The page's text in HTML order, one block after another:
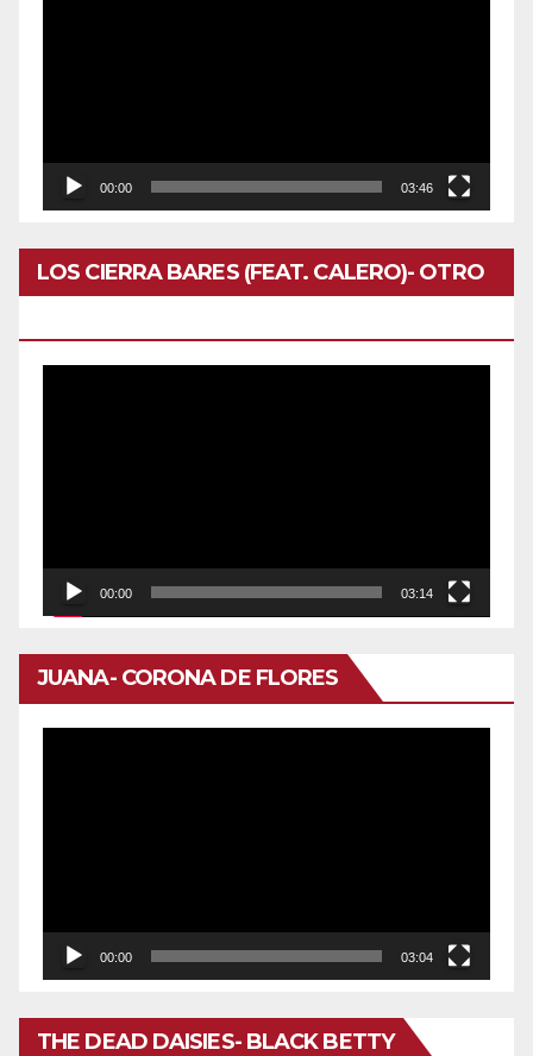
00:00 03:46
LOS CIERRA BARES (FEAT. CALERO)- OTRO
00:00 03:14
JUANA- CORONA DE FLORES
00:00 03:04
THE DEAD DAISIES- BLACK BETTY